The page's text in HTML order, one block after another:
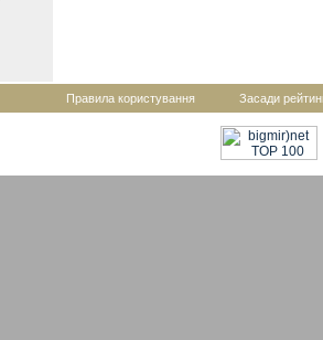
Правила користування Засади